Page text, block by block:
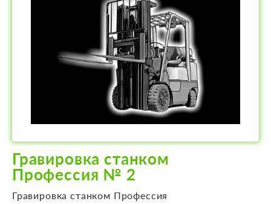
Гравировка станком
Профессия № 2
Гравировка станком Профессия